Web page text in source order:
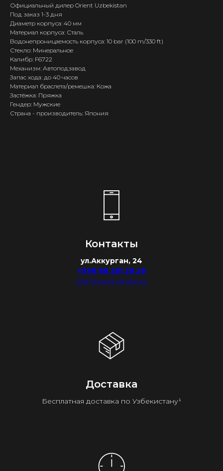
Официальный дилер Orient Uzbekistan
Под заказ 1-3 дня
Диаметр корпуса: 40 мм
Материал корпуса: Сталь
Водонепроницаемость корпуса: 10 bar (100 m/330 ft)
Стекло: Минеральное
Калибр: F6722
Механизм: Автоподзавод
Запас хода: до 40 часов
Материал браслета/ремешка: Кожа
Застёжка: Пряжка
Гендер: Мужские
Страна - производитель: Япония
Контакты
ул.Аккурган, 24
+998 88 281 28 28
info@watchdealer.uz
Доставка
Бесплатная доставка по Узбекистану¹